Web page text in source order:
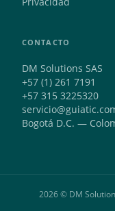
CONTACTO
DM Solutions SAS
+57 (1) 261 7191
+57 315 3225320
Bogotá D.C. —
2026 © DM